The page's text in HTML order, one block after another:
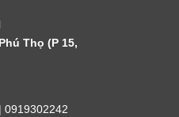
Thọ (P 15,
0919302242